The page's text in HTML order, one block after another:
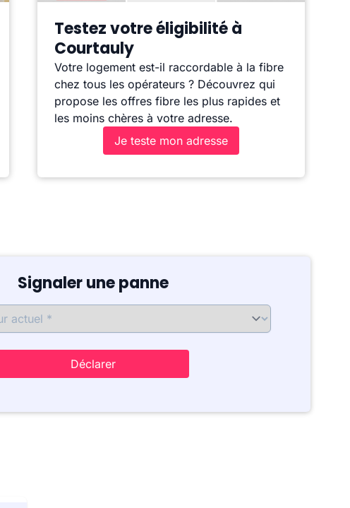
Testez votre éligibilité à
Courtauly
Votre logement est-il raccordable à la fibre
chez tous les opérateurs ? Découvrez qui
propose les offres fibre les plus rapides et
les moins chères à votre adresse.
Je teste mon adresse
Signaler une panne
Déclarer